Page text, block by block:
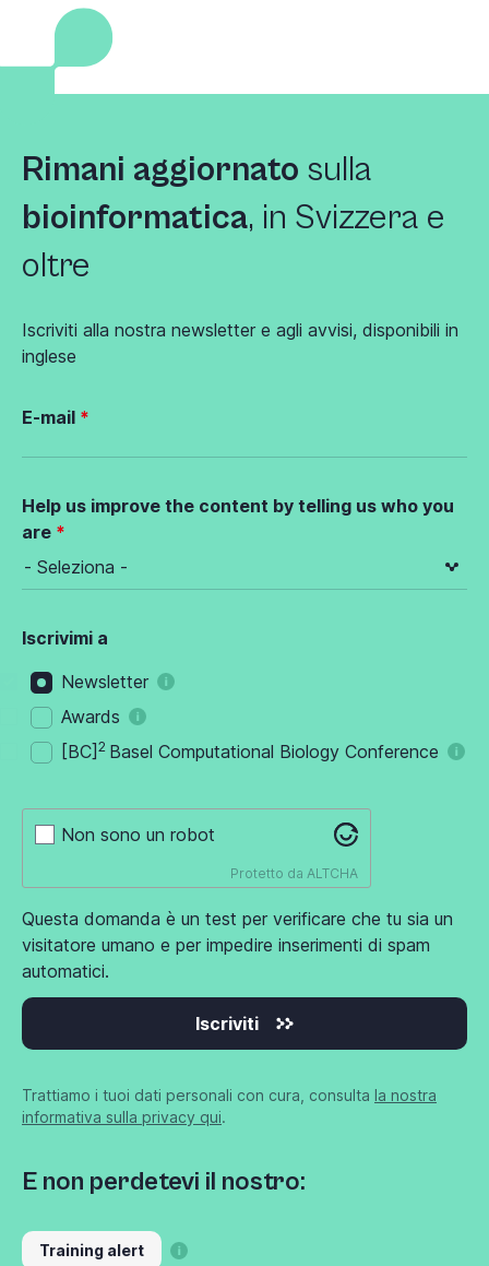
Rimani aggiornato sulla
bioinformatica, in Svizzera e
oltre
Iscriviti alla nostra newsletter e agli avvisi, disponibili in
inglese
E-mail
Help us improve the content by telling us who you
are
Iscrivimi a
Newsletter
Awards
[BC] 2 Basel Computational Biology Conference
Non sono un robot
Protetto da ALTCHA
Questa domanda è un test per verificare che tu sia un
visitatore umano e per impedire inserimenti di spam
automatici.
Iscriviti
Trattiamo i tuoi dati personali con cura, consulta la nostra
informativa sulla privacy qui.
E non perdetevi il nostro:
Training alert